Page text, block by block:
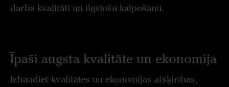
darba kvalitāti un ilgstošu kalpošanu.
Īpaši augsta kvalitāte un ekonomija
Izbaudiet kvalitātes un ekonomijas atšķirības,